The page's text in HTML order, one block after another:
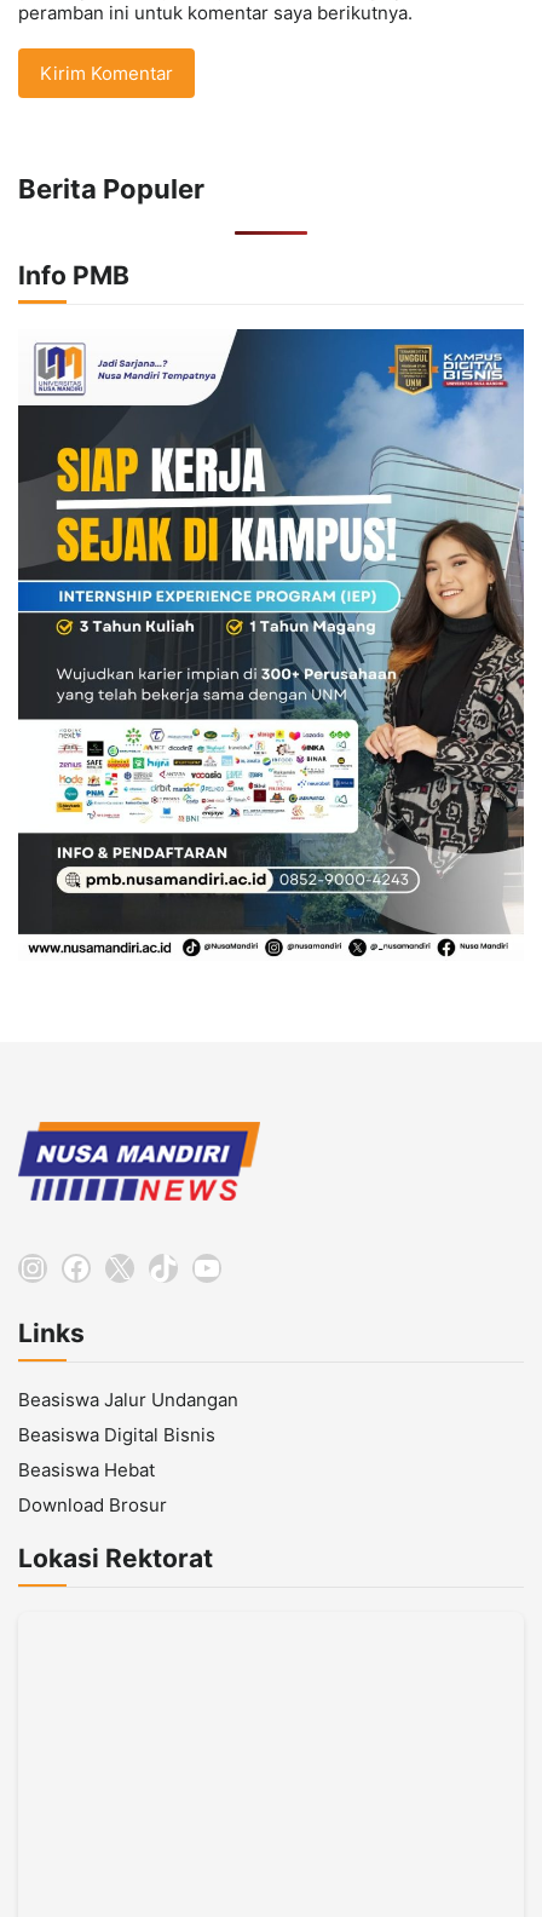
peramban ini untuk komentar saya berikutnya.
Berita Populer
Info PMB
Instagram
Facebook
X TikTokYouTube
Links
Beasiswa Jalur Undangan
Beasiswa Digital Bisnis
Beasiswa Hebat
Download Brosur
Lokasi Rektorat